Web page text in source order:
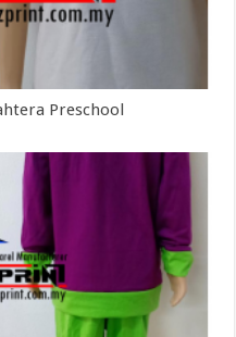
Preschool